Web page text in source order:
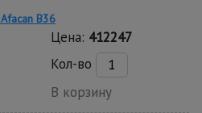
B36
Цена: 412247
Кол-во
В корзину